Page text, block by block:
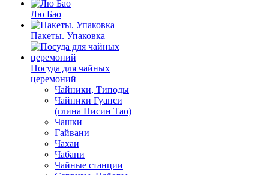
Лю Бао
Пакеты. Упаковка
Посуда для чайных
церемоний
Чайники, Типоды
Чайники Гуанси
(глина Нисин Тао)
Чашки
Гайвани
Чахаи
Чабани
Чайные станции